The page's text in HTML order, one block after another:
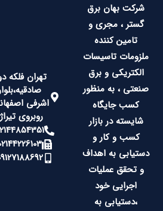
شرکت بهان برق
گستر ، مجری و
تامین کننده
ملزومات تاسیسات
الکتریکی و برق
صنعتی ، به منظور
کسب جایگاه
شایسته در بازار
کسب و کار و
دستیابی به اهداف
و تحقق عملیات
اجرایی خود
،دستیابی به
تهران فلکه دوم
صادقیه،بلوار
اشرفی اصفهانی،
روبروی تیراژه
02144854351
02144226103
09127188692